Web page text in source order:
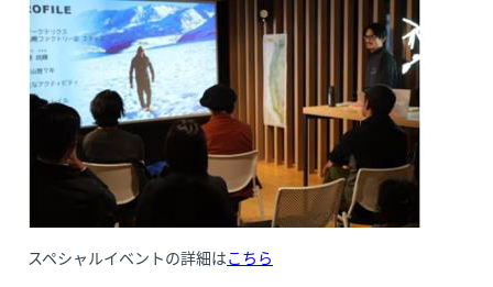
スペシャルイベントの詳細はこちら